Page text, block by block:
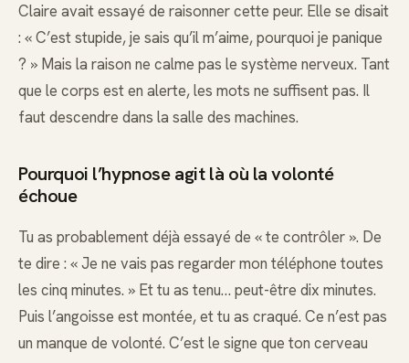
Claire avait essayé de raisonner cette peur. Elle se disait
: « C’est stupide, je sais qu’il m’aime, pourquoi je panique
? » Mais la raison ne calme pas le système nerveux. Tant
que le corps est en alerte, les mots ne suffisent pas. Il
faut descendre dans la salle des machines.
Pourquoi l’hypnose agit là où la volonté
échoue
Tu as probablement déjà essayé de « te contrôler ». De
te dire : « Je ne vais pas regarder mon téléphone toutes
les cinq minutes. » Et tu as tenu… peut-être dix minutes.
Puis l’angoisse est montée, et tu as craqué. Ce n’est pas
un manque de volonté. C’est le signe que ton cerveau